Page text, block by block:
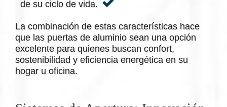
de su ciclo de vida.
La combinación de estas características hace
que las puertas de aluminio sean una opción
excelente para quienes buscan confort,
sostenibilidad y eficiencia energética en su
hogar u oficina.